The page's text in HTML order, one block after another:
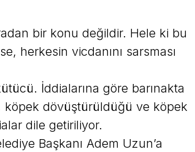
bir konu değildir. Hele ki bu
herkesin vicdanını sarsması
İddialarına göre barınakta
dövüştürüldüğü ve köpek
dile getiriliyor.
Başkanı Adem Uzun’a